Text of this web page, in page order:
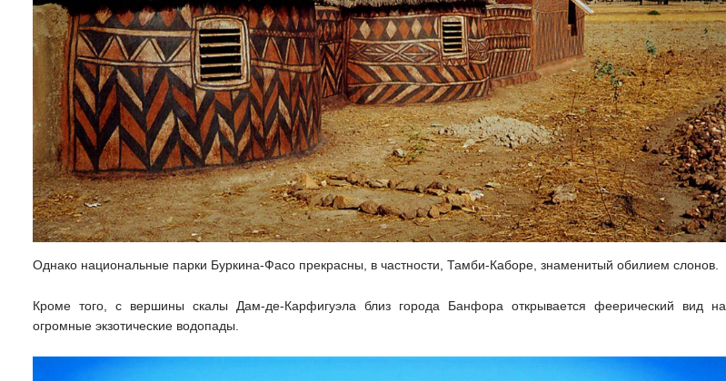
Однако национальные парки Буркина-Фасо прекрасны, в частности, Тамби-Каборе, знаменитый обилием слонов.
Кроме того, с вершины скалы Дам-де-Карфигуэла близ города Банфора открывается феерический вид на
огромные экзотические водопады.